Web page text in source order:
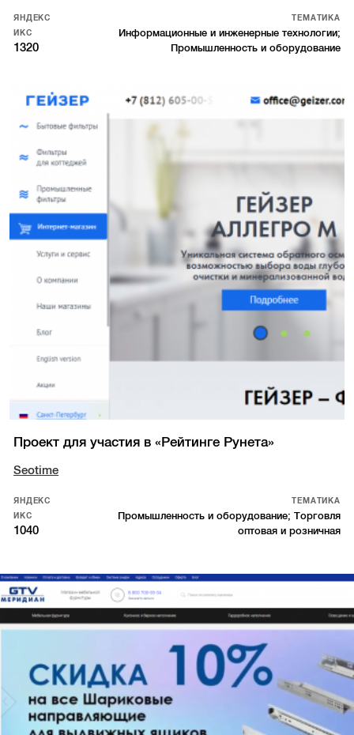
ЯНДЕКС
ИКС
1320
ТЕМАТИКА
Информационные и инженерные технологии;
Промышленность и оборудование
Проект для участия в «Рейтинге Рунета»
Seotime
ЯНДЕКС
ИКС
1040
ТЕМАТИКА
Промышленность и оборудование; Торговля
оптовая и розничная